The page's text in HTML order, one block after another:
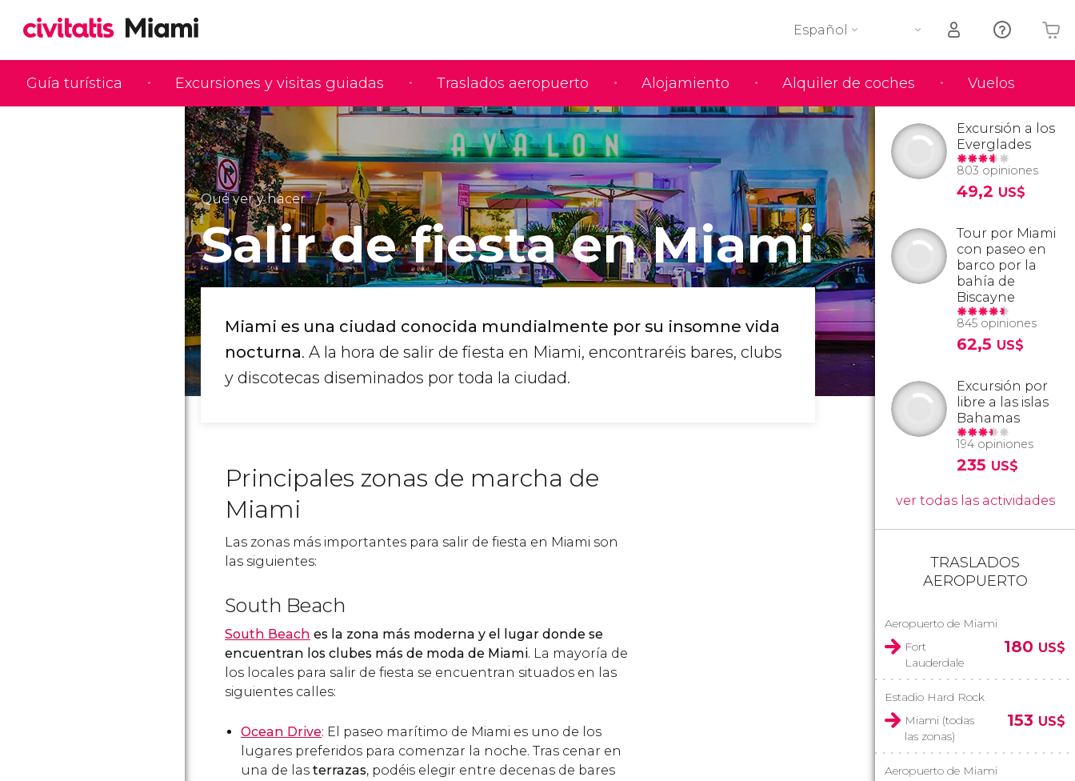
Guía turística Excursiones y visitas guiadas Traslados aeropuerto Alojamiento Alquiler de coches Vuelos
Español
Tu carrito está vacío
Qué ver y hacer
Salir de fiesta en Miami
Miami es una ciudad conocida mundialmente por su insomne vida
nocturna. A la hora de salir de fiesta en Miami, encontraréis bares, clubs
y discotecas diseminados por toda la ciudad.
Principales zonas de marcha de
Miami
Las zonas más importantes para salir de fiesta en Miami son
las siguientes:
South Beach
South Beach es la zona más moderna y el lugar donde se
encuentran los clubes más de moda de Miami. La mayoría de
los locales para salir de fiesta se encuentran situados en las
siguientes calles:
Ocean Drive: El paseo marítimo de Miami es uno de los
lugares preferidos para comenzar la noche. Tras cenar en
una de las terrazas, podéis elegir entre decenas de bares
Excursión a los
Everglades
803 opiniones
49,2 US$
Tour por Miami
con paseo en
barco por la
bahía de
Biscayne
845 opiniones
62,5 US$
Excursión por
libre a las islas
Bahamas
194 opiniones
235 US$
ver todas las actividades
TRASLADOS
AEROPUERTO
Aeropuerto de Miami
Fort
Lauderdale
180 US$
Estadio Hard Rock
Miami (todas
las zonas)
153 US$
Aeropuerto de Miami